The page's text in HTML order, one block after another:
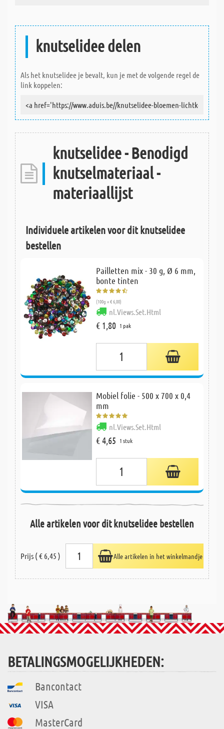
knutselidee delen
Als het knutselidee je bevalt, kun je met de volgende regel de
link koppelen:
knutselidee - Benodigd
knutselmateriaal -
materiaallijst
Individuele artikelen voor dit knutselidee
bestellen
Pailletten mix - 30 g, Ø 6 mm,
bonte tinten
(100g = € 6,00)
nl.Views.Set.Html
€ 1,80 1 pak
Mobiel folie - 500 x 700 x 0,4
mm
nl.Views.Set.Html
€ 4,65 1 stuk
Alle artikelen voor dit knutselidee bestellen
Prijs ( € 6,45 ) Alle artikelen in het winkelmandje
BETALINGSMOGELIJKHEDEN:
Bancontact
VISA
MasterCard